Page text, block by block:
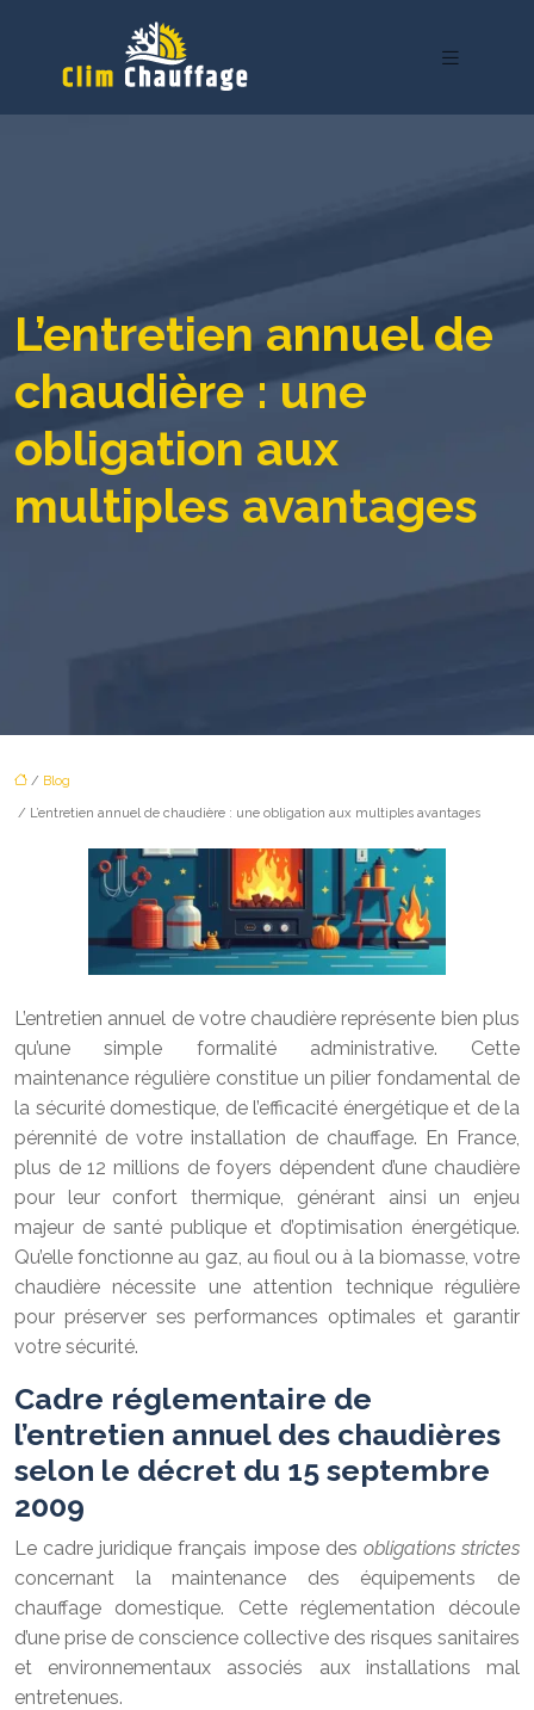
L’entretien annuel de
chaudière : une
obligation aux
multiples avantages
/ Blog
/ L’entretien annuel de chaudière : une obligation aux multiples avantages
L’entretien annuel de votre chaudière représente bien plus
qu’une simple formalité administrative. Cette
maintenance régulière constitue un pilier fondamental de
la sécurité domestique, de l’efficacité énergétique et de la
pérennité de votre installation de chauffage. En France,
plus de 12 millions de foyers dépendent d’une chaudière
pour leur confort thermique, générant ainsi un enjeu
majeur de santé publique et d’optimisation énergétique.
Qu’elle fonctionne au gaz, au fioul ou à la biomasse, votre
chaudière nécessite une attention technique régulière
pour préserver ses performances optimales et garantir
votre sécurité.
Cadre réglementaire de
l’entretien annuel des chaudières
selon le décret du 15 septembre
2009
Le cadre juridique français impose des obligations strictes
concernant la maintenance des équipements de
chauffage domestique. Cette réglementation découle
d’une prise de conscience collective des risques sanitaires
et environnementaux associés aux installations mal
entretenues.